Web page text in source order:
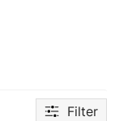
Filter